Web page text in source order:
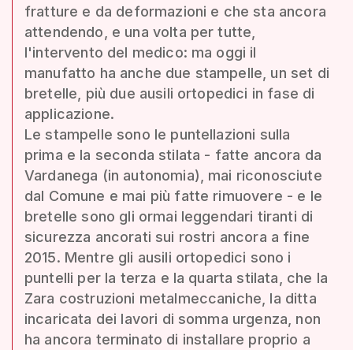
fratture e da deformazioni e che sta ancora
attendendo, e una volta per tutte,
l'intervento del medico: ma oggi il
manufatto ha anche due stampelle, un set di
bretelle, più due ausili ortopedici in fase di
applicazione.
Le stampelle sono le puntellazioni sulla
prima e la seconda stilata - fatte ancora da
Vardanega (in autonomia), mai riconosciute
dal Comune e mai più fatte rimuovere - e le
bretelle sono gli ormai leggendari tiranti di
sicurezza ancorati sui rostri ancora a fine
2015. Mentre gli ausili ortopedici sono i
puntelli per la terza e la quarta stilata, che la
Zara costruzioni metalmeccaniche, la ditta
incaricata dei lavori di somma urgenza, non
ha ancora terminato di installare proprio a